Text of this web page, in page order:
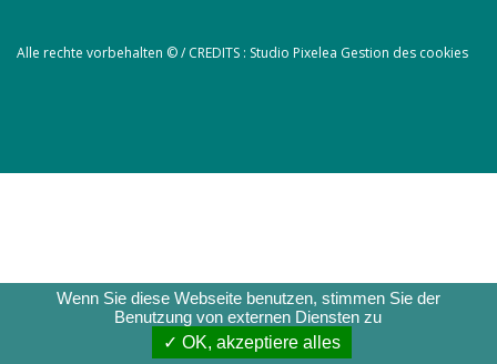
RÉSERVEZ
Alle rechte vorbehalten © /CREDITS : Studio Pixelea Gestion des cookies
Wenn Sie diese Webseite benutzen, stimmen Sie der
Benutzung von externen Diensten zu
✓ OK, akzeptiere alles